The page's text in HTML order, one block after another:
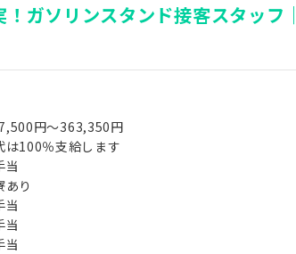
！ガソリンスタンド接客スタッフ
円〜363,350円
100％支給します
当
り
当
当
当